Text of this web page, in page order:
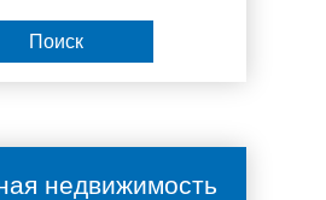
недвижимость